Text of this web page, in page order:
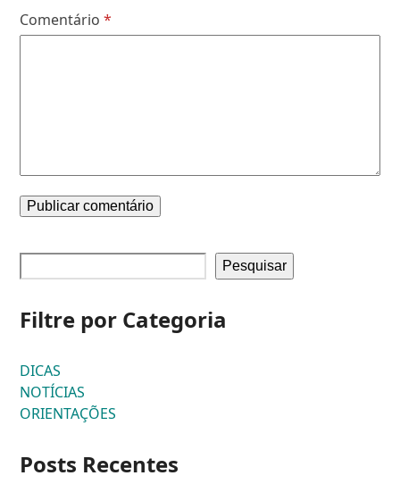
Comentário*
Pesquisar
Filtre por Categoria
DICAS
NOTÍCIAS
ORIENTAÇÕES
Posts Recentes